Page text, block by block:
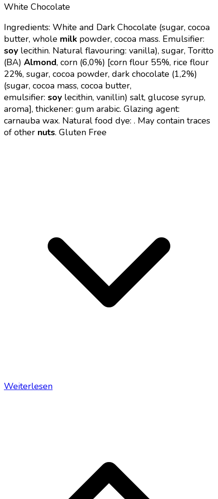
White Chocolate
Ingredients: White and Dark Chocolate (sugar, cocoa
butter, whole milk powder, cocoa mass. Emulsifier:
soy lecithin. Natural flavouring: vanilla), sugar, Toritto
(BA) Almond, corn (6,0%) [corn flour 55%, rice flour
22%, sugar, cocoa powder, dark chocolate (1,2%)
(sugar, cocoa mass, cocoa butter,
emulsifier: soy lecithin, vanillin) salt, glucose syrup,
aroma], thickener: gum arabic. Glazing agent:
carnauba wax. Natural food dye: . May contain traces
of other nuts. Gluten Free
Weiterlesen